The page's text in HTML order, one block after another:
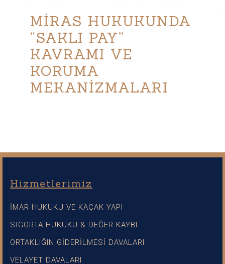
MİRAS HUKUKUNDA
“SAKLI PAY”
KAVRAMI VE
KORUMA
MEKANİZMALARI
Hizmetlerimiz
İMAR HUKUKU VE KAÇAK YAPI
SİGORTA HUKUKU & DEĞER KAYBI
ORTAKLIĞIN GİDERİLMESİ DAVALARI
VELAYET DAVALARI